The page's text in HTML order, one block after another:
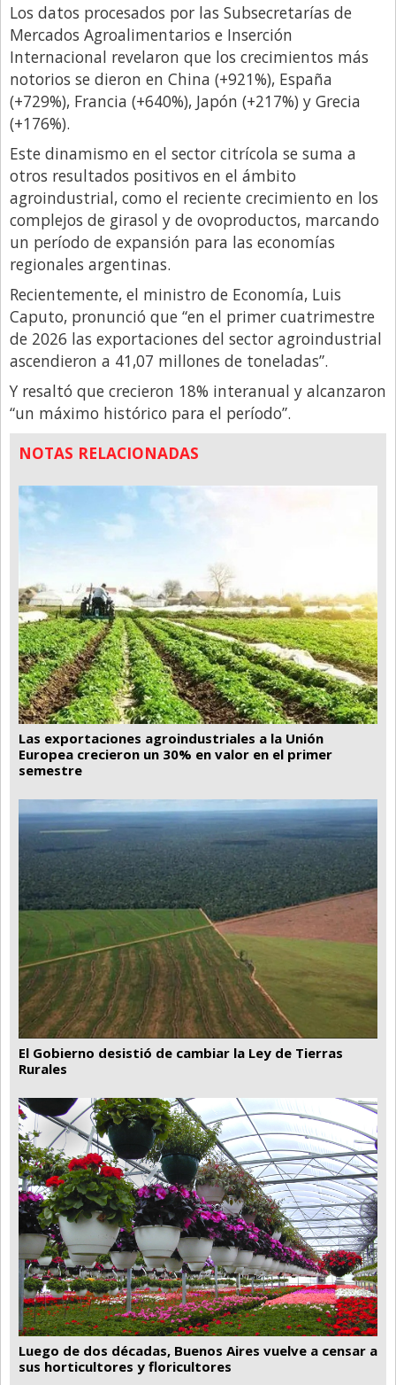
Los datos procesados por las Subsecretarías de
Mercados Agroalimentarios e Inserción
Internacional revelaron que los crecimientos más
notorios se dieron en China (+921%), España
(+729%), Francia (+640%), Japón (+217%) y Grecia
(+176%).
Este dinamismo en el sector citrícola se suma a
otros resultados positivos en el ámbito
agroindustrial, como el reciente crecimiento en los
complejos de girasol y de ovoproductos, marcando
un período de expansión para las economías
regionales argentinas.
Recientemente, el ministro de Economía, Luis
Caputo, pronunció que “en el primer cuatrimestre
de 2026 las exportaciones del sector agroindustrial
ascendieron a 41,07 millones de toneladas”.
Y resaltó que crecieron 18% interanual y alcanzaron
“un máximo histórico para el período”.
NOTAS RELACIONADAS
Las exportaciones agroindustriales a la Unión
Europea crecieron un 30% en valor en el primer
semestre
El Gobierno desistió de cambiar la Ley de Tierras
Rurales
Luego de dos décadas, Buenos Aires vuelve a censar a
sus horticultores y floricultores